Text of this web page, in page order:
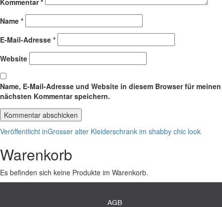
Kommentar*
Name *
E-Mail-Adresse *
Website
Name, E-Mail-Adresse und Website in diesem Browser für meinen
nächsten Kommentar speichern.
Beitragsnavigation
Veröffentlicht inGrosser alter Kleiderschrank im shabby chic look
Warenkorb
Es befinden sich keine Produkte im Warenkorb.
AGB